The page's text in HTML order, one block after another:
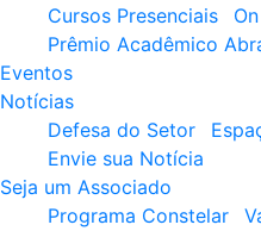
Cursos Presenciais
Prêmio Acadêmico
Eventos
Notícias
Defesa do Setor
Envie sua Notícia
Seja um Associado
Programa Constelar